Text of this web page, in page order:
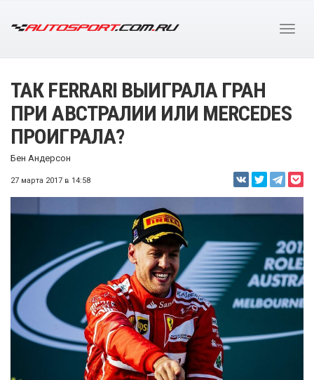
ТАК FERRARI ВЫИГРАЛА ГРАН
ПРИ АВСТРАЛИИ ИЛИ MERCEDES
ПРОИГРАЛА?
Бен Андерсон
27 марта 2017 в 14:58